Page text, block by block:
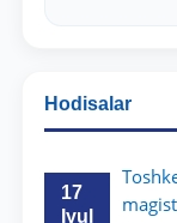
Hodisalar
17
Iyul